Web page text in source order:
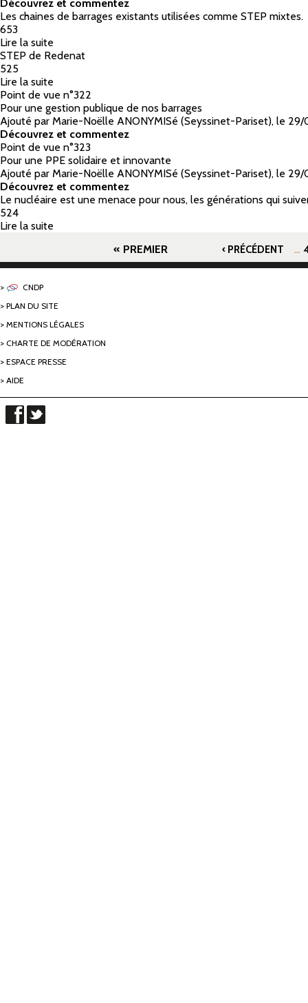
Découvrez et commentez
Les chaines de barrages existants utilisées comme STEP mixtes.
653
Lire la suite
STEP de Redenat
525
Lire la suite
Point de vue n°322
Pour une gestion publique de nos barrages
Ajouté par Marie-Noëlle ANONYMISé (Seyssinet-Pariset), le 29/
Découvrez et commentez
Point de vue n°323
Pour une PPE solidaire et innovante
Ajouté par Marie-Noëlle ANONYMISé (Seyssinet-Pariset), le 29/
Découvrez et commentez
Le nucléaire est une menace pour nous, les générations qui
524
Lire la suite
« PREMIER ‹ PRÉCÉDENT …
CNDP
PLAN DU SITE
MENTIONS LÉGALES
CHARTE DE MODÉRATION
ESPACE PRESSE
AIDE